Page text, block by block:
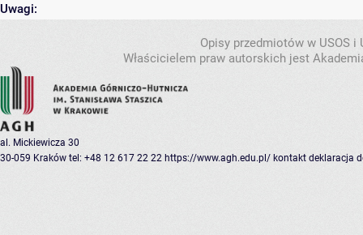
Uwagi:
Opisy przedmiotów w USOS
Właścicielem praw autorskich jest
al. Mickiewicza 30
30-059 Kraków tel: +48 12 617 22 22 https://www.agh.edu.pl/ kontakt deklaracja